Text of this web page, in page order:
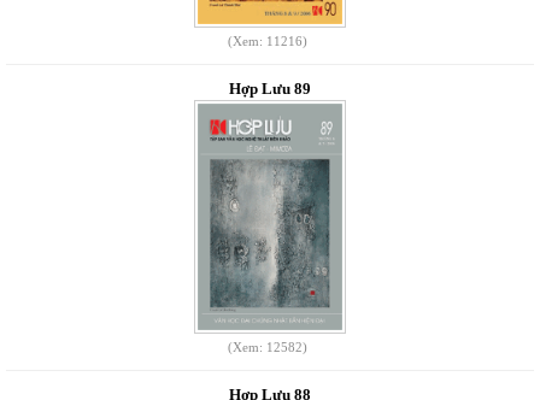
(Xem: 11216)
Hợp Lưu 89
(Xem: 12582)
Hợp Lưu 88